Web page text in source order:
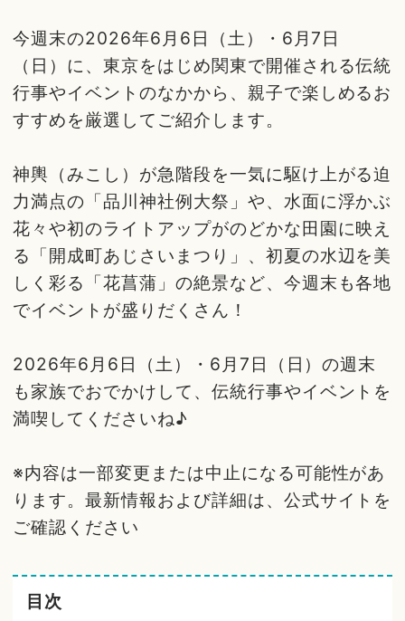
今週末の2026年6月6日（土）・6月7日
（日）に、東京をはじめ関東で開催される伝統
行事やイベントのなかから、親子で楽しめるお
すすめを厳選してご紹介します。
神輿（みこし）が急階段を一気に駆け上がる迫
力満点の「品川神社例大祭」や、水面に浮かぶ
花々や初のライトアップがのどかな田園に映え
る「開成町あじさいまつり」、初夏の水辺を美
しく彩る「花菖蒲」の絶景など、今週末も各地
でイベントが盛りだくさん！
2026年6月6日（土）・6月7日（日）の週末
も家族でおでかけして、伝統行事やイベントを
満喫してくださいね♪
※内容は一部変更または中止になる可能性があ
ります。最新情報および詳細は、公式サイトを
ご確認ください
目次